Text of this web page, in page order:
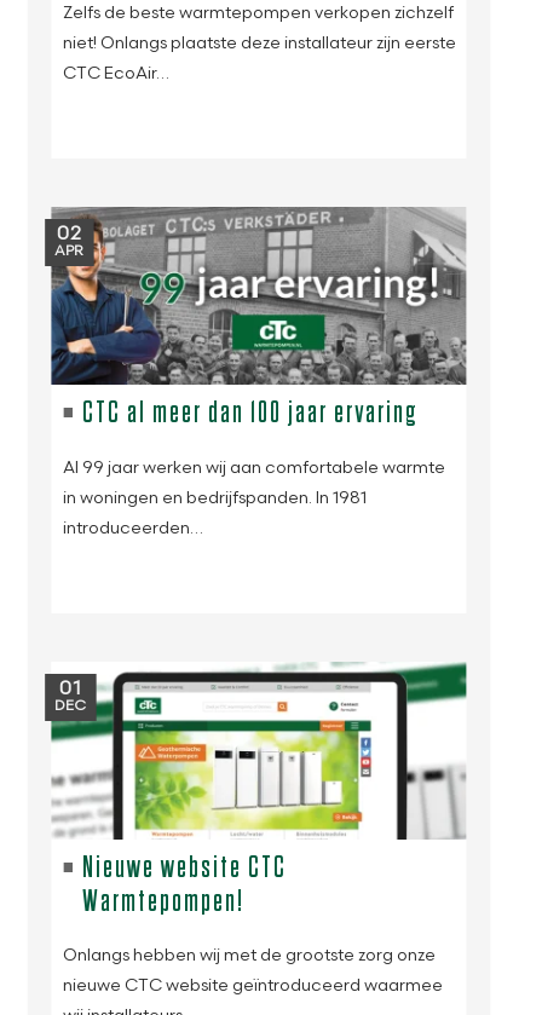
Zelfs de beste warmtepompen verkopen zichzelf
niet! Onlangs plaatste deze installateur zijn eerste
CTC EcoAir…
02
APR
CTC al meer dan 100 jaar ervaring
Al 99 jaar werken wij aan comfortabele warmte
in woningen en bedrijfspanden. In 1981
introduceerden…
01
DEC
Nieuwe website CTC
Warmtepompen!
Onlangs hebben wij met de grootste zorg onze
nieuwe CTC website geïntroduceerd waarmee